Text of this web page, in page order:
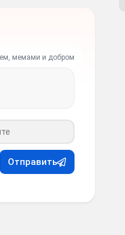
мемами и добром
Отправить